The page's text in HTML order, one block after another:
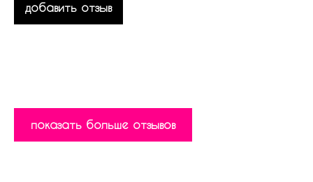
добавить отзыв
показать больше отзывов